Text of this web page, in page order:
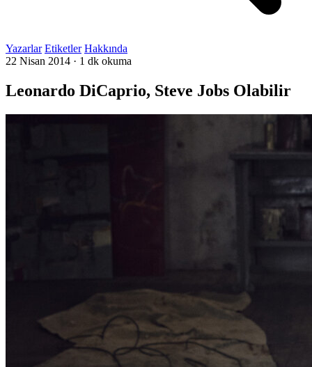
Yazarlar Etiketler Hakkında
22 Nisan 2014 · 1 dk okuma
Leonardo DiCaprio, Steve Jobs Olabilir